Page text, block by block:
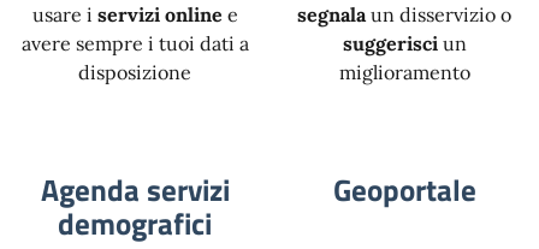
usare i servizi online e
avere sempre i tuoi dati a
disposizione
segnala un disservizio o
suggerisciun
miglioramento
Agenda servizi
demografici
Geoportale